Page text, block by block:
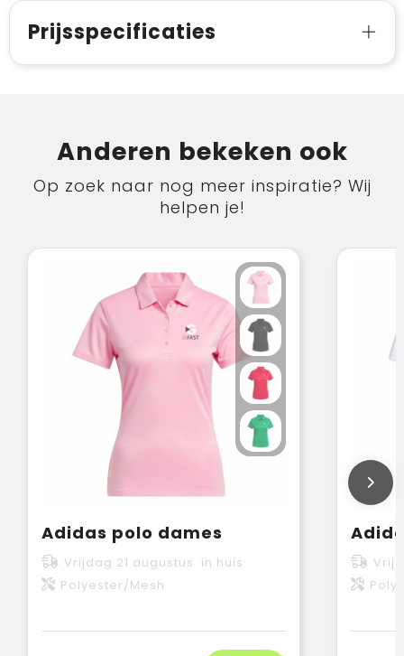
Prijsspecificaties
Anderen bekeken ook
Op zoek naar nog meer inspiratie? Wij
helpen je!
Adidas polo dames
Vrijdag 21 augustus in huis
Polyester/Mesh